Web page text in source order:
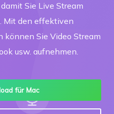
Sie Live Stream
Mit den effektiven
können Sie Video Stream
usw. aufnehmen.
für Mac